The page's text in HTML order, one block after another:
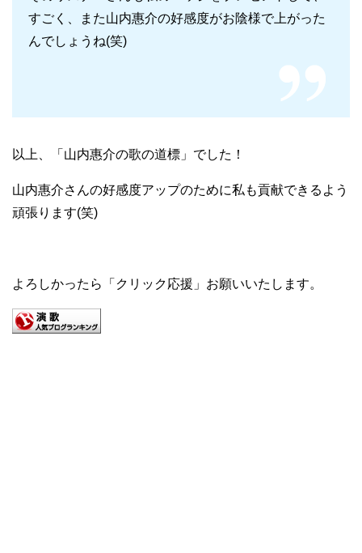
すごく、また山内惠介の好感度がお陰様で上がった
んでしょうね(笑)
以上、「山内惠介の歌の道標」でした！
山内惠介さんの好感度アップのために私も貢献できるよう
頑張ります(笑)
よろしかったら「クリック応援」お願いいたします。